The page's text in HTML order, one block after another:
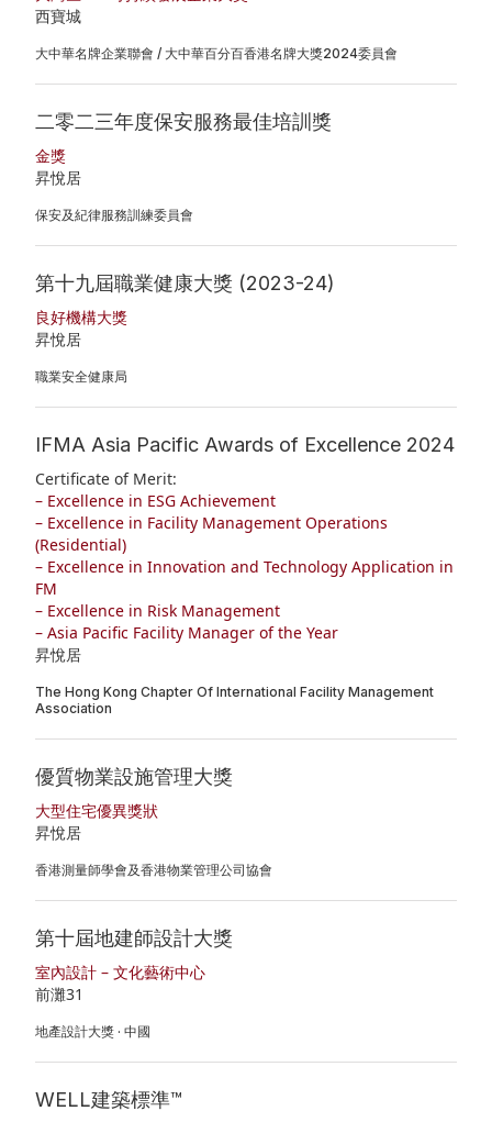
西寶城
大中華名牌企業聯會 / 大中華百分百香港名牌大獎2024委員會
二零二三年度保安服務最佳培訓獎
金獎
昇悅居
保安及紀律服務訓練委員會
第十九屆職業健康大獎 (2023-24)
良好機構大獎
昇悅居
職業安全健康局
IFMA Asia Pacific Awards of Excellence 2024
Certificate of Merit:
– Excellence in ESG Achievement
– Excellence in Facility Management Operations
(Residential)
– Excellence in Innovation and Technology Application in
FM
– Excellence in Risk Management
– Asia Pacific Facility Manager of the Year
昇悅居
The Hong Kong Chapter Of International Facility Management
Association
優質物業設施管理大獎
大型住宅優異獎狀
昇悅居
香港測量師學會及香港物業管理公司協會
第十屆地建師設計大獎
室內設計 – 文化藝術中心
前灘31
地產設計大獎 · 中國
WELL建築標準™